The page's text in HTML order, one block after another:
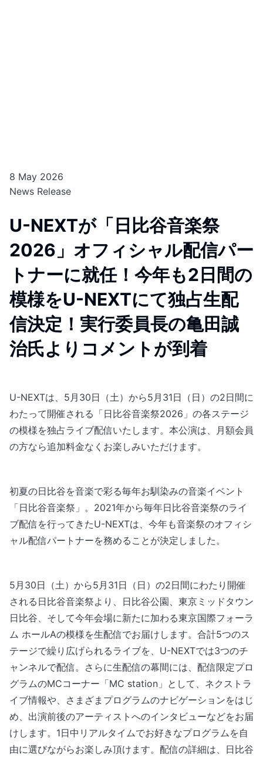
8 May 2026
News Release
U-NEXTが「日比谷音楽祭
2026」オフィシャル配信パー
トナーに就任！今年も2日間の
模様をU-NEXTにて独占生配
信決定！実行委員長の亀田誠
治氏よりコメントが到着
U-NEXTは、5月30日（土）から5月31日（日）の2日間に
わたって開催される「日比谷音楽祭2026」の各ステージ
の模様を独占ライブ配信いたします。本公演は、月額会員
の方なら追加料金なくお楽しみいただけます。
初夏の日比谷を音楽で彩る毎年お馴染みの音楽イベント
「日比谷音楽祭」。2021年から毎年日比谷音楽祭のライ
ブ配信を行ってきたU-NEXTは、今年も音楽祭のオフィシ
ャル配信パートナーを務めることが決定しました。
5月30日（土）から5月31日（日）の2日間にわたり開催
される日比谷音楽祭より、日比谷公園、東京ミッドタウン
日比谷、そして今年会場に新たに加わる東京国際フォーラ
ム ホールAの模様を生配信でお届けします。合計5つのス
テージで繰り広げられるライブを、U-NEXTでは3つのチ
ャンネルで配信。さらに生配信の幕間には、配信限定プロ
グラムのMCコーナー「MC station」として、ネクストラ
イブ情報や、さまざまプログラムのナビゲーションをはじ
め、出演前後のアーティストへのインタビューなどをお届
けします。1日中リアルタイムでお好きなプログラムを自
由に選びながらお楽しみ頂けます。配信の詳細は、日比谷